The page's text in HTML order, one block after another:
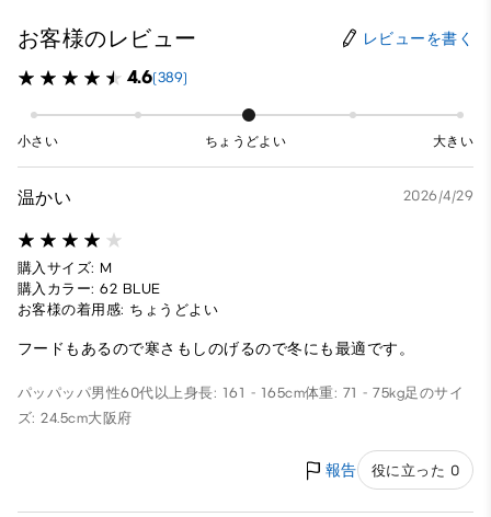
お客様のレビュー レビューを書く
4.6(389)
小さい ちょうどよい 大きい
温かい 2026/4/29
購入サイズ: M
購入カラー: 62 BLUE
お客様の着用感: ちょうどよい
フードもあるので寒さもしのげるので冬にも最適です。
パッパッパ男性60代以上身長: 161 - 165cm体重: 71 - 75kg足のサイ
ズ: 24.5cm大阪府
報告 役に立った 0